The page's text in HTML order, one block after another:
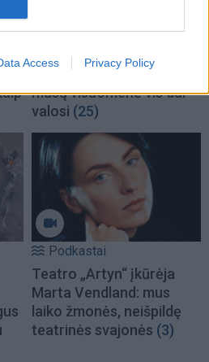
Access Privacy Policy
Podkastai
Senamiesčio seniūnaitis
Renaldas Kulikauskas:
mūsų visuomenė vis dar
valosi (25)
Podkastai
Teatro „Artyn“ įkūrėja
Marta Vendland: mus
laiko žmonės, neišpildę
teatrinės svajonės (3)